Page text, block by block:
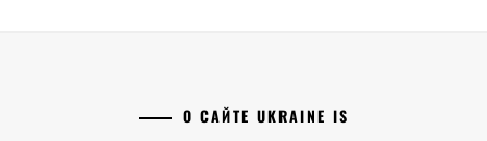
О САЙТЕ UKRAINE IS